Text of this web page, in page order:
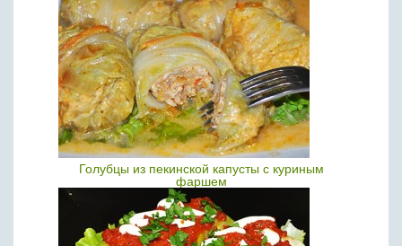
Голубцы из пекинской капусты с куриным
фаршем